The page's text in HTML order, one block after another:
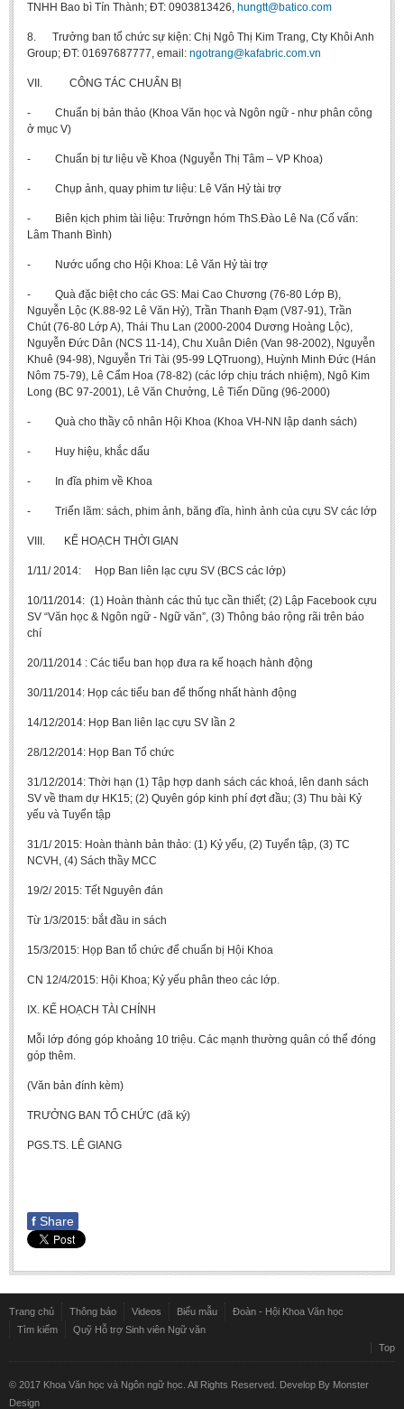
TNHH Bao bì Tín Thành; ĐT: 0903813426, hungtt@batico.com
8. Trưởng ban tổ chức sự kiện: Chị Ngô Thị Kim Trang, Cty Khôi Anh
Group; ĐT: 01697687777, email: ngotrang@kafabric.com.vn
VII. CÔNG TÁC CHUẨN BỊ
- Chuẩn bị bản thảo (Khoa Văn học và Ngôn ngữ - như phân công
ở mục V)
- Chuẩn bị tư liệu về Khoa (Nguyễn Thị Tâm – VP Khoa)
- Chụp ảnh, quay phim tư liệu: Lê Văn Hỷ tài trợ
- Biên kịch phim tài liệu: Trưởngn hóm ThS.Đào Lê Na (Cố vấn:
Lâm Thanh Bình)
- Nước uống cho Hội Khoa: Lê Văn Hỷ tài trợ
- Quà đặc biệt cho các GS: Mai Cao Chương (76-80 Lớp B),
Nguyễn Lộc (K.88-92 Lê Văn Hỷ), Trần Thanh Đạm (V87-91), Trần
Chút (76-80 Lớp A), Thái Thu Lan (2000-2004 Dương Hoàng Lộc),
Nguyễn Đức Dân (NCS 11-14), Chu Xuân Diên (Van 98-2002), Nguyễn
Khuê (94-98), Nguyễn Tri Tài (95-99 LQTruong), Huỳnh Minh Đức (Hán
Nôm 75-79), Lê Cẩm Hoa (78-82) (các lớp chịu trách nhiệm), Ngô Kim
Long (BC 97-2001), Lê Văn Chưởng, Lê Tiến Dũng (96-2000)
- Quà cho thầy cô nhân Hội Khoa (Khoa VH-NN lập danh sách)
- Huy hiệu, khắc dấu
- In đĩa phim về Khoa
- Triển lãm: sách, phim ảnh, băng đĩa, hình ảnh của cựu SV các lớp
VIII. KẾ HOẠCH THỜI GIAN
1/11/ 2014: Họp Ban liên lạc cựu SV (BCS các lớp)
10/11/2014: (1) Hoàn thành các thủ tục cần thiết; (2) Lập Facebook cựu
SV “Văn học & Ngôn ngữ - Ngữ văn”, (3) Thông báo rộng rãi trên báo
chí
20/11/2014 : Các tiểu ban họp đưa ra kế hoạch hành động
30/11/2014: Họp các tiểu ban để thống nhất hành động
14/12/2014: Họp Ban liên lạc cựu SV lần 2
28/12/2014: Họp Ban Tổ chức
31/12/2014: Thời hạn (1) Tập hợp danh sách các khoá, lên danh sách
SV về tham dự HK15; (2) Quyên góp kinh phí đợt đầu; (3) Thu bài Kỷ
yếu và Tuyển tập
31/1/ 2015: Hoàn thành bản thảo: (1) Kỷ yếu, (2) Tuyển tập, (3) TC
NCVH, (4) Sách thầy MCC
19/2/ 2015: Tết Nguyên đán
Từ 1/3/2015: bắt đầu in sách
15/3/2015: Họp Ban tổ chức để chuẩn bị Hội Khoa
CN 12/4/2015: Hội Khoa; Kỷ yếu phân theo các lớp.
IX. KẾ HOẠCH TÀI CHÍNH
Mỗi lớp đóng góp khoảng 10 triệu. Các mạnh thường quân có thể đóng
góp thêm.
(Văn bản đính kèm)
TRƯỞNG BAN TỔ CHỨC (đã ký)
PGS.TS. LÊ GIANG
f Share
Trang chủ Thông báo Videos Biểu mẫu
Đoàn - Hội Khoa Văn học
Tìm kiếm
Quỹ Hỗ trợ Sinh viên Ngữ văn
Top
© 2017 Khoa Văn học và Ngôn ngữ học. All Rights Reserved. Develop By Monster
Design